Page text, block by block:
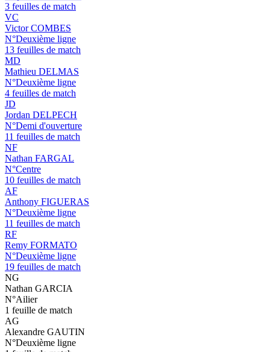
3 feuilles de match
VC
Victor COMBES
N°Deuxième ligne
13 feuilles de match
MD
Mathieu DELMAS
N°Deuxième ligne
4 feuilles de match
JD
Jordan DELPECH
N°Demi d'ouverture
11 feuilles de match
NF
Nathan FARGAL
N°Centre
10 feuilles de match
AF
Anthony FIGUERAS
N°Deuxième ligne
11 feuilles de match
RF
Remy FORMATO
N°Deuxième ligne
19 feuilles de match
NG
Nathan GARCIA
N°Ailier
1 feuille de match
AG
Alexandre GAUTIN
N°Deuxième ligne